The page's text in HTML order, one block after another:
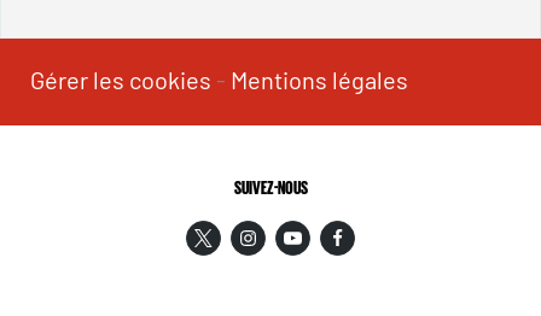
Gérer les cookies - Mentions légales
SUIVEZ-NOUS